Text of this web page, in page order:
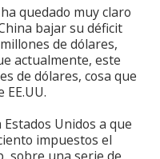
quedado muy claro
bajar su déficit
de dólares,
actualmente, este
de dólares, cosa que
Unidos a que
impuestos el